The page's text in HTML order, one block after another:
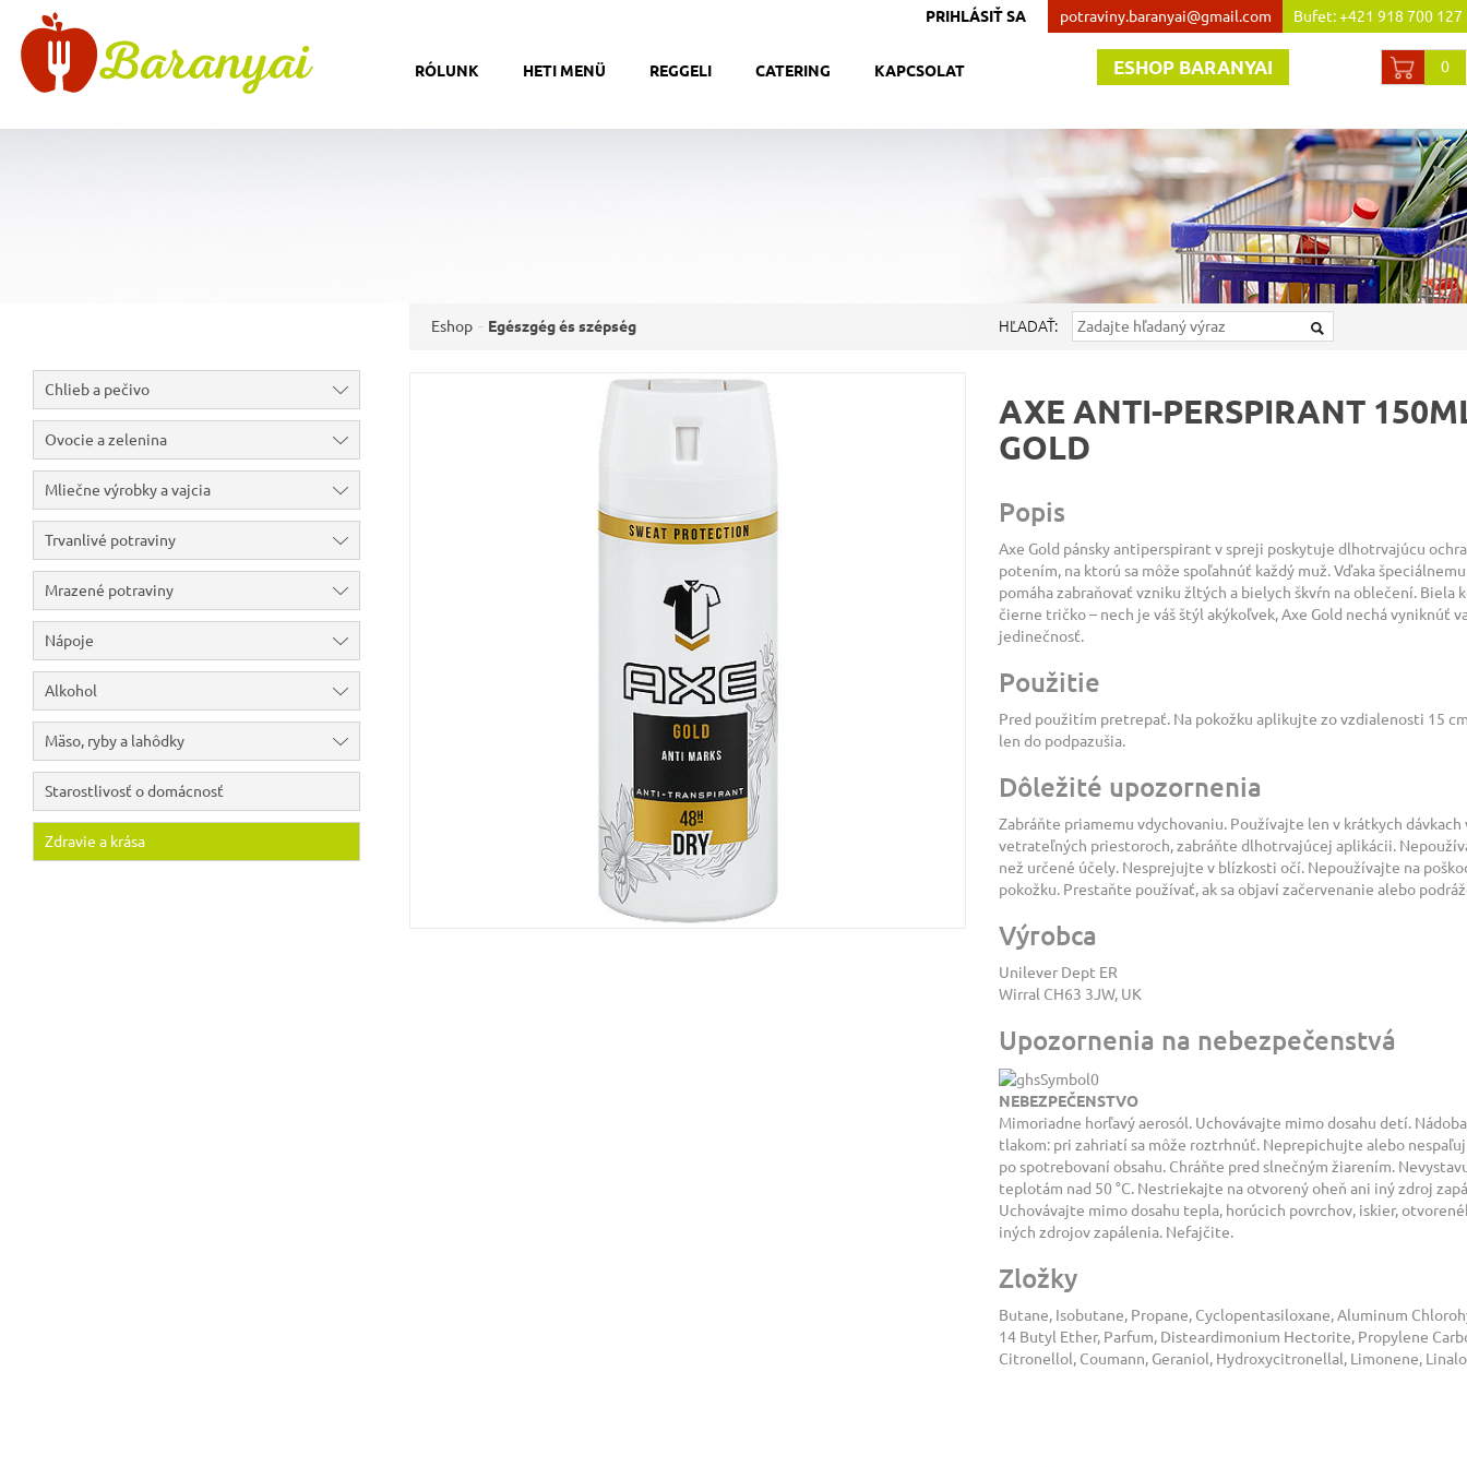
PRIHLÁSIŤ SA potraviny.baranyai@gmail.com
Bufet: +421 918 700 127
Obchod:+421 907 738
RÓLUNK
HETI MENÜ REGGELI CATERING KAPCSOLAT ESHOP BARANYAI 0
Chlieb a pečivo
Ovocie a zelenina
Mliečne výrobky a vajcia
Trvanlivé potraviny
Mrazené potraviny
Nápoje
Alkohol
Mäso, ryby a lahôdky
Starostlivosť o domácnosť
Zdravie a krása
Eshop Egészgég és szépség HĽADAŤ:
AXE ANTI-PERSPIRANT
GOLD
Popis
Axe Gold pánsky antiperspirant v spreji poskytuje dlhotrvajúcu
potením, na ktorú sa môže spoľahnúť každý muž. Vďaka
pomáha zabraňovať vzniku žltých a bielych škvŕn na oblečení. Biela
čierne tričko – nech je váš štýl akýkoľvek, Axe Gold nechá vyniknúť
jedinečnosť.
Použitie
Pred použitím pretrepať. Na pokožku aplikujte zo vzdialenosti 15
len do podpazušia.
Dôležité upozornenia
Zabráňte priamemu vdychovaniu. Používajte len v krátkych dávkach
vetrateľných priestoroch, zabráňte dlhotrvajúcej aplikácii.
než určené účely. Nesprejujte v blízkosti očí. Nepoužívajte na
pokožku. Prestaňte používať, ak sa objaví začervenanie alebo
Výrobca
Unilever Dept ER
Wirral CH63 3JW, UK
Upozornenia na nebezpečenstvá
NEBEZPEČENSTVO
Mimoriadne horľavý aerosól. Uchovávajte mimo dosahu detí.
tlakom: pri zahriatí sa môže roztrhnúť. Neprepichujte alebo
po spotrebovaní obsahu. Chráňte pred slnečným žiarením.
teplotám nad 50 °C. Nestriekajte na otvorený oheň ani iný zdroj
Uchovávajte mimo dosahu tepla, horúcich povrchov, iskier,
iných zdrojov zapálenia. Nefajčite.
Zložky
Butane, Isobutane, Propane, Cyclopentasiloxane, Aluminum
14 Butyl Ether, Parfum, Disteardimonium Hectorite, Propylene
Citronellol, Coumann, Geraniol, Hydroxycitronellal, Limonene,